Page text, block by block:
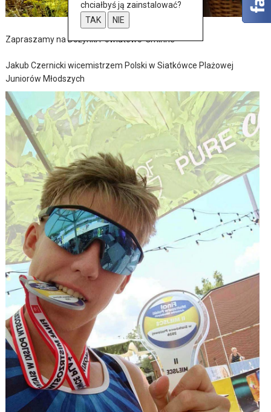
Zapraszamy na Dożynki Powiatowo-Gminne
Jakub Czernicki wicemistrzem Polski w Siatkówce Plażowej
Juniorów Młodszych
chciałbyś ją zainstalować?
TAK
NIE